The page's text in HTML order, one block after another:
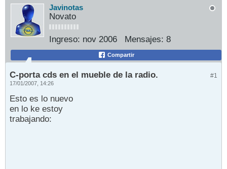
Javinotas
Novato
Ingreso: nov 2006 Mensajes: 8
Compartir
#1
C-porta cds en el mueble de la radio.
17/01/2007, 14:26
Esto es lo nuevo
en lo ke estoy
trabajando: